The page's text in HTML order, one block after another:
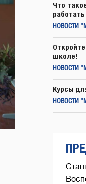
Что
НОВОСТИ
школе!
НОВОСТИ
Курсы
НОВОСТИ